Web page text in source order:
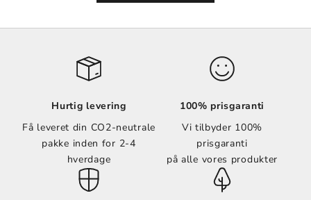
Hurtig levering
Få leveret din CO2-neutrale
pakke inden for 2-4
hverdage
100% prisgaranti
Vi tilbyder 100%
prisgaranti
på alle vores produkter